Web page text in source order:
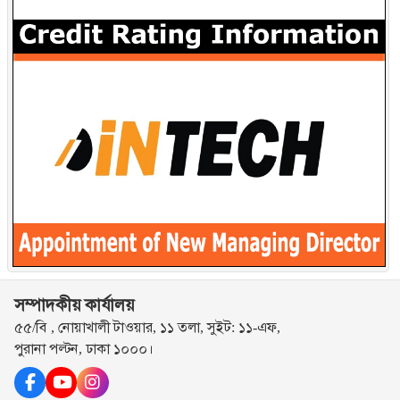
সম্পাদকীয় কার্যালয়
৫৫/বি , নোয়াখালী টাওয়ার, ১১ তলা, সুইট: ১১-এফ,
পুরানা পল্টন, ঢাকা ১০০০।